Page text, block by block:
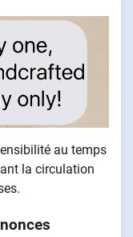
au temps
la circulation